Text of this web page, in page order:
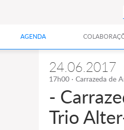
AGENDA
24.06.2017
17h00 · Carrazeda de
-
Trio